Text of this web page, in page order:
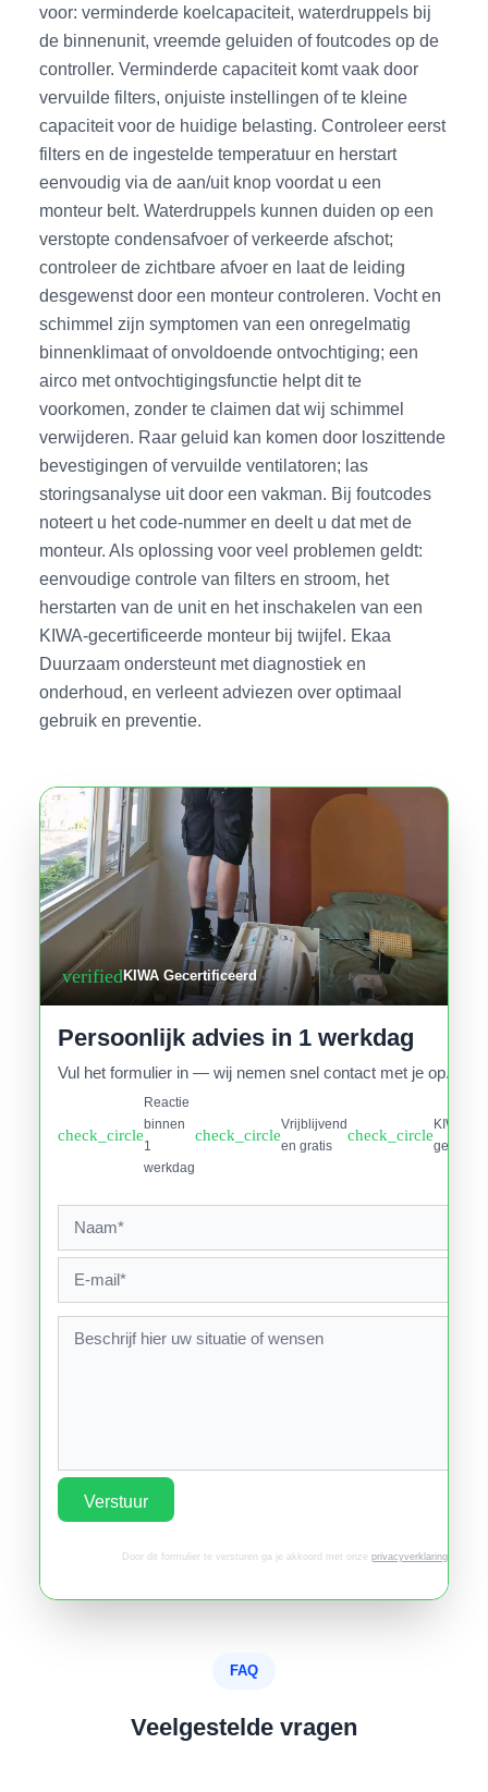
voor: verminderde koelcapaciteit, waterdruppels bij
de binnenunit, vreemde geluiden of foutcodes op de
controller. Verminderde capaciteit komt vaak door
vervuilde filters, onjuiste instellingen of te kleine
capaciteit voor de huidige belasting. Controleer eerst
filters en de ingestelde temperatuur en herstart
eenvoudig via de aan/uit knop voordat u een
monteur belt. Waterdruppels kunnen duiden op een
verstopte condensafvoer of verkeerde afschot;
controleer de zichtbare afvoer en laat de leiding
desgewenst door een monteur controleren. Vocht en
schimmel zijn symptomen van een onregelmatig
binnenklimaat of onvoldoende ontvochtiging; een
airco met ontvochtigingsfunctie helpt dit te
voorkomen, zonder te claimen dat wij schimmel
verwijderen. Raar geluid kan komen door loszittende
bevestigingen of vervuilde ventilatoren; las
storingsanalyse uit door een vakman. Bij foutcodes
noteert u het code-nummer en deelt u dat met de
monteur. Als oplossing voor veel problemen geldt:
eenvoudige controle van filters en stroom, het
herstarten van de unit en het inschakelen van een
KIWA-gecertificeerde monteur bij twijfel. Ekaa
Duurzaam ondersteunt met diagnostiek en
onderhoud, en verleent adviezen over optimaal
gebruik en preventie.
verifiedKIWA Gecertificeerd
Persoonlijk advies in 1 werkdag
Vul het formulier in — wij nemen snel contact met je op.
check_circle
Reactie
binnen
1
werkdag
check_circle
Vrijblijvend
en gratis
check_circle
KIWA
Verstuur
Door dit formulier te versturen ga je akkoord met onze privacyverklaring.
FAQ
Veelgestelde vragen